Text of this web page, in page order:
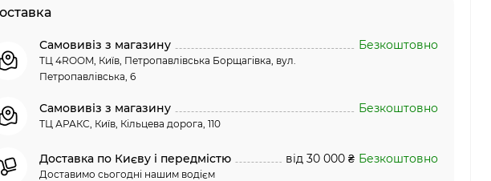
Самовивіз з магазину
ТЦ 4ROOM, Київ, Петропавлівська Борщагівка, вул.
Петропавлівська, 6
Безкоштовно
Самовивіз з магазину
ТЦ АРАКС, Київ, Кільцева дорога, 110
Безкоштовно
Доставка по Києву і передмістю
Доставимо сьогодні нашим водієм
від 30 000 ₴ Безкоштовно